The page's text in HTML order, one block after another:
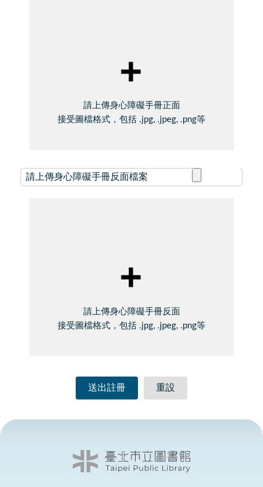
請上傳身心障礙手冊正面
接受圖檔格式，包括 .jpg, .jpeg, .png等
請上傳身心障礙手冊反面
接受圖檔格式，包括 .jpg, .jpeg, .png等
送出註冊 重設